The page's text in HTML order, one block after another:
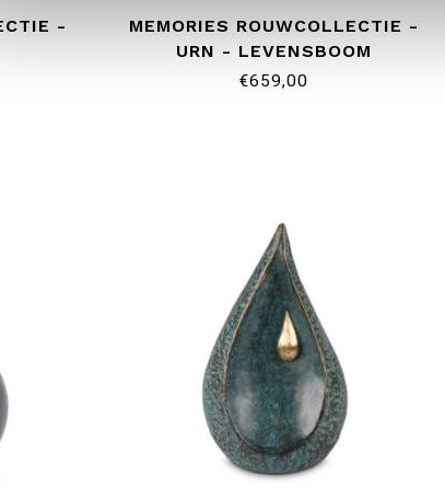
-
MEMORIES ROUWCOLLECTIE -
URN - LEVENSBOOM
€659,00